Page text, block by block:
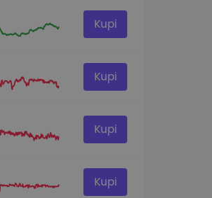
Kupi
Kupi
Kupi
Kupi